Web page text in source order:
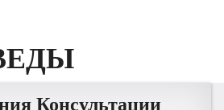
Консультации